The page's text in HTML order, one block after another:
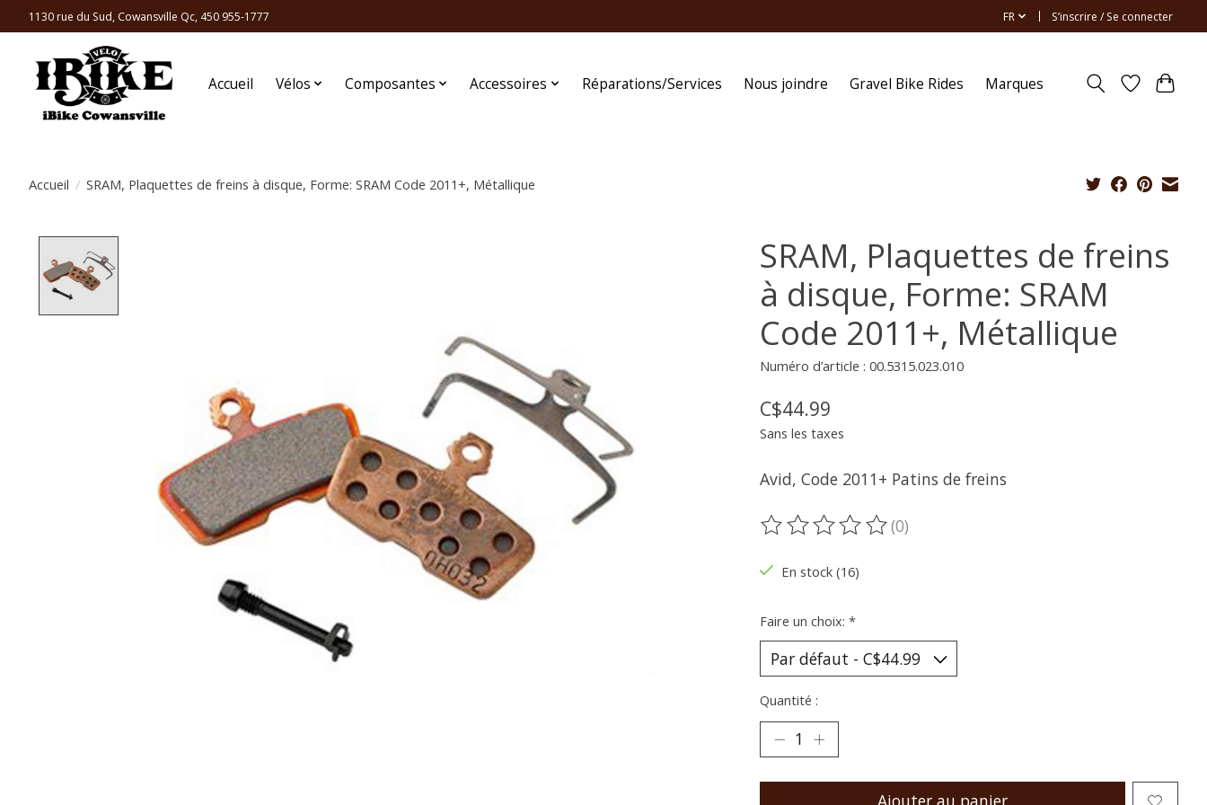
1130 rue du Sud, Cowansville Qc, 450 955-1777 FR S’inscrire / Se connecter
Accueil Vélos Composantes Accessoires Réparations/Services Nous joindre Gravel Bike Rides Marques
Accueil / SRAM, Plaquettes de freins à disque, Forme: SRAM Code 2011+, Métallique
SRAM, Plaquettes de freins
à disque, Forme: SRAM
Code 2011+, Métallique
Numéro d’article : 00.5315.023.010
C$44.99
Sans les taxes
Avid, Code 2011+ Patins de freins
Ce produit est évalué à
(0)
En stock (16)
Faire un choix: *
Quantité :
Ajouter au panier